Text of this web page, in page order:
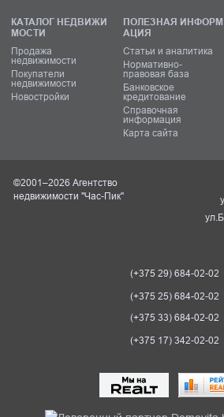
КАТАЛОГ НЕДВИЖИ
МОСТИ
Продажа
недвижимости
Покупатели
недвижимости
Новостройки
ПОЛЕЗНАЯ ИНФОРМ
АЦИЯ
Статьи и аналитика
Нормативно-
правовая база
Банковское
кредитование
Справочная
информация
Карта сайта
©2001–2026 Агентство
недвижимости "Час-Пик"
(+375 29) 684-02-02
(+375 25) 684-02-02
(+375 33) 684-02-02
(+375 17) 342-02-02